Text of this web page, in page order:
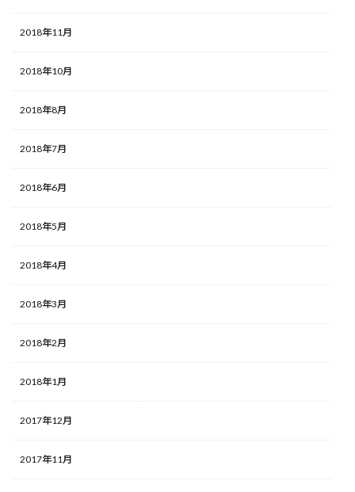
2018年11月
2018年10月
2018年8月
2018年7月
2018年6月
2018年5月
2018年4月
2018年3月
2018年2月
2018年1月
2017年12月
2017年11月